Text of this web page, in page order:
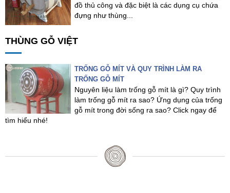
đồ thủ công và đặc biệt là các dụng cụ chứa
đựng như thùng...
THÙNG GỖ VIỆT
TRỐNG GỖ MÍT VÀ QUY TRÌNH LÀM RA
TRỐNG GỖ MÍT
Nguyên liệu làm trống gỗ mít là gì? Quy trình
làm trống gỗ mít ra sao? Ứng dụng của trống
gỗ mít trong đời sống ra sao? Click ngay để
tìm hiểu nhé!